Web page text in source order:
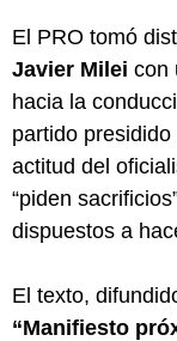
El PRO tomó
Javier Milei con
hacia la
partido presidido
actitud del
“piden
dispuestos a
El texto,
“Manifiesto